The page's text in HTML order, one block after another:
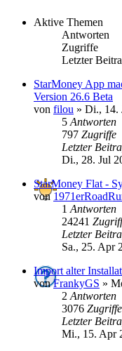
Aktive Themen
Antworten
Zugriffe
Letzter
StarMoney App
Version 26.6 Beta
von filou » Di., 14.
5 Antworten
797 Zugriffe
Letzter
Di., 28. Jul
StarMoney Flat -
von
1 Antworten
24241
Letzter
Sa., 25. Apr
Import alter
vonFrankyGS »
2 Antworten
3076 Zugriffe
Letzter
Mi., 15. Apr